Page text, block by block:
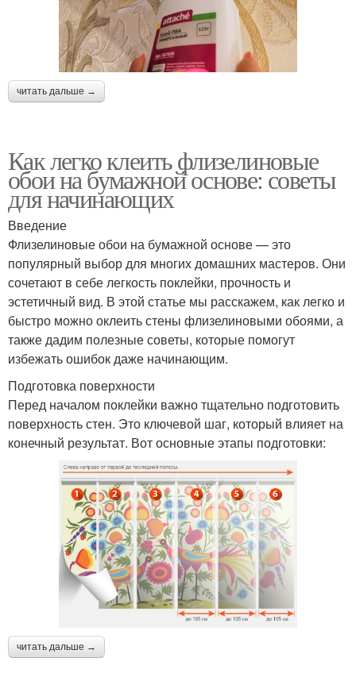
читать дальше →
Как легко клеить флизелиновые
обои на бумажной основе: советы
для начинающих
Введение
Флизелиновые обои на бумажной основе — это
популярный выбор для многих домашних мастеров. Они
сочетают в себе легкость поклейки, прочность и
эстетичный вид. В этой статье мы расскажем, как легко и
быстро можно оклеить стены флизелиновыми обоями, а
также дадим полезные советы, которые помогут
избежать ошибок даже начинающим.
Подготовка поверхности
Перед началом поклейки важно тщательно подготовить
поверхность стен. Это ключевой шаг, который влияет на
конечный результат. Вот основные этапы подготовки:
читать дальше →